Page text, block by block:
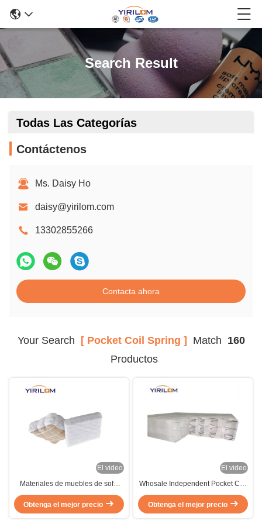
Search Result
Todas Las Categorías
Contáctenos
Ms. Daisy Ho
daisy@yirilom.com
13302855266
Contacta ahora
Your Search [ Pocket Coil Spring ] Match 160
Productos
El video
Materiales de muebles de sofá
Fuentes de bobina de bolsillo
duraderas para cojines de sofá
Obtenga el mejor precio
El video
Whosale Independent Pocket Coil
Primavera para Accesorios de
colchón de sofá
Obtenga el mejor precio